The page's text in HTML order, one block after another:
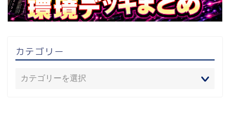
カテゴリー